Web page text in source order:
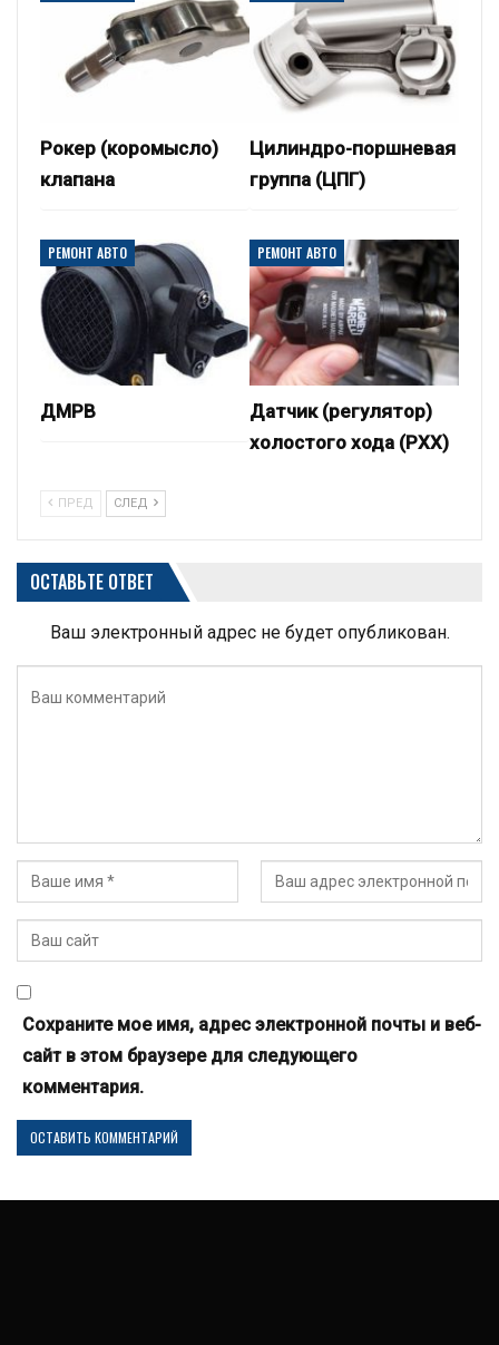
Рокер (коромысло)
клапана
Цилиндро-поршневая
группа (ЦПГ)
РЕМОНТ АВТО
ДМРВ
РЕМОНТ АВТО
Датчик (регулятор)
холостого хода (РХХ)
ПРЕД СЛЕД
ОСТАВЬТЕ ОТВЕТ
Ваш электронный адрес не будет опубликован.
Сохраните мое имя, адрес электронной почты и веб-
сайт в этом браузере для следующего
комментария.